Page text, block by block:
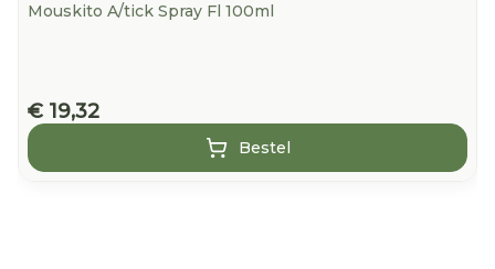
Mouskito A/tick Spray Fl 100ml
€ 19,32
Bestel